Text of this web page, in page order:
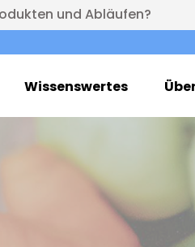
und Abläufen?
Wissenswertes